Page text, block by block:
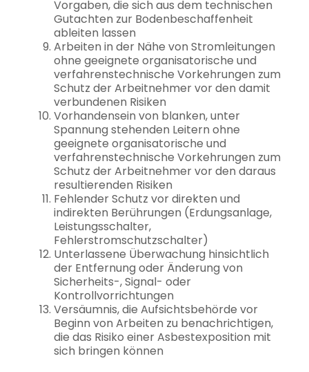
Vorgaben, die sich aus dem technischen
Gutachten zur Bodenbeschaffenheit
ableiten lassen
Arbeiten in der Nähe von Stromleitungen
ohne geeignete organisatorische und
verfahrenstechnische Vorkehrungen zum
Schutz der Arbeitnehmer vor den damit
verbundenen Risiken
Vorhandensein von blanken, unter
Spannung stehenden Leitern ohne
geeignete organisatorische und
verfahrenstechnische Vorkehrungen zum
Schutz der Arbeitnehmer vor den daraus
resultierenden Risiken
Fehlender Schutz vor direkten und
indirekten Berührungen (Erdungsanlage,
Leistungsschalter,
Fehlerstromschutzschalter)
Unterlassene Überwachung hinsichtlich
der Entfernung oder Änderung von
Sicherheits-, Signal- oder
Kontrollvorrichtungen
Versäumnis, die Aufsichtsbehörde vor
Beginn von Arbeiten zu benachrichtigen,
die das Risiko einer Asbestexposition mit
sich bringen können